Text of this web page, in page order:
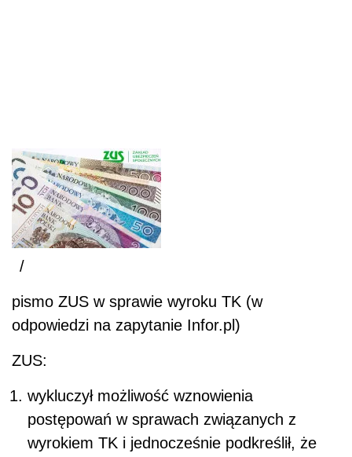
/
pismo ZUS w sprawie wyroku TK (w
odpowiedzi na zapytanie Infor.pl)
ZUS:
wykluczył możliwość wznowienia
postępowań w sprawach związanych z
wyrokiem TK i jednocześnie podkreślił, że